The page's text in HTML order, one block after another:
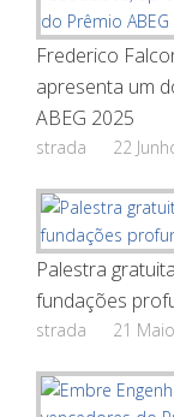
Frederico
apresenta um
ABEG 2025
strada 22
Palestra
fundações
strada 21